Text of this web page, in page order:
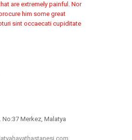
are extremely painful. Nor
him some great
sint occaecati cupiditate
No:37 Merkez, Malatya